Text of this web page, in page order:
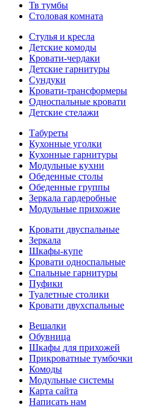
Тв тумбы
Столовая комната
Стулья и кресла
Детские комоды
Кровати-чердаки
Детские гарнитуры
Сундуки
Кровати-трансформеры
Односпальные кровати
Детские стелажи
Табуреты
Кухонные уголки
Кухонные гарнитуры
Модульные кухни
Обеденные столы
Обеденные группы
Зеркала гардеробные
Модульные прихожие
Кровати двуспальные
Зеркала
Шкафы-купе
Кровати односпальные
Спальные гарнитуры
Пуфики
Туалетные столики
Кровати двухспальные
Вешалки
Обувница
Шкафы для прихожей
Прикроватные тумбочки
Комоды
Модульные системы
Карта сайта
Написать нам